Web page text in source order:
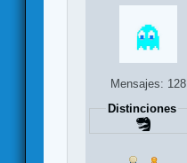
Mensajes: 128
Distinciones